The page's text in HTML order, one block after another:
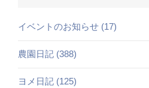
イベントのお知らせ (17)
農園日記 (388)
ヨメ日記 (125)